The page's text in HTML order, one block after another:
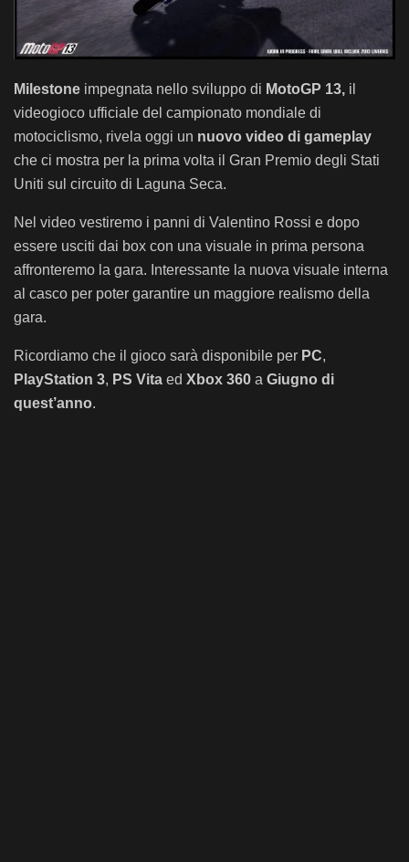
Milestone impegnata nello sviluppo di MotoGP 13, il
videogioco ufficiale del campionato mondiale di
motociclismo, rivela oggi un nuovo video di gameplay
che ci mostra per la prima volta il Gran Premio degli Stati
Uniti sul circuito di Laguna Seca.
Nel video vestiremo i panni di Valentino Rossi e dopo
essere usciti dai box con una visuale in prima persona
affronteremo la gara. Interessante la nuova visuale interna
al casco per poter garantire un maggiore realismo della
gara.
Ricordiamo che il gioco sarà disponibile per PC,
PlayStation 3, PS Vita ed Xbox 360 a Giugno di
quest’anno.